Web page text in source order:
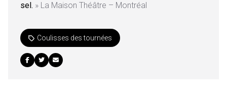
sel. » La Maison Théâtre – Montréal
Coulisses des tournées